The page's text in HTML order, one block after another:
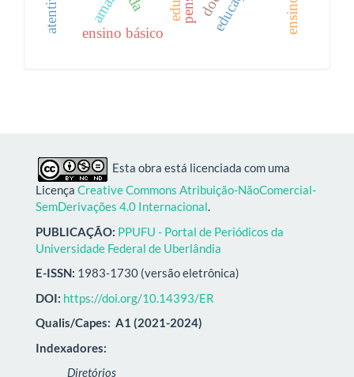
ensino básico
Esta obra está licenciada com uma
Licença Creative Commons Atribuição-NãoComercial-
SemDerivações 4.0 Internacional.
PUBLICAÇÃO: PPUFU - Portal de Periódicos da
Universidade Federal de Uberlândia
E-ISSN: 1983-1730 (versão eletrônica)
DOI: https://doi.org/10.14393/ER
Qualis/Capes: A1 (2021-2024)
Indexadores:
Diretórios